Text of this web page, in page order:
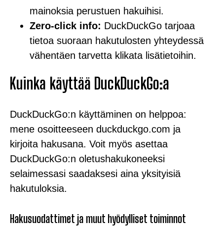
mainoksia perustuen hakuihisi.
Zero-click info: DuckDuckGo tarjoaa
tietoa suoraan hakutulosten yhteydessä
vähentäen tarvetta klikata lisätietoihin.
Kuinka käyttää DuckDuckGo:a
DuckDuckGo:n käyttäminen on helppoa:
mene osoitteeseen duckduckgo.com ja
kirjoita hakusana. Voit myös asettaa
DuckDuckGo:n oletushakukoneeksi
selaimessasi saadaksesi aina yksityisiä
hakutuloksia.
Hakusuodattimet ja muut hyödylliset toiminnot